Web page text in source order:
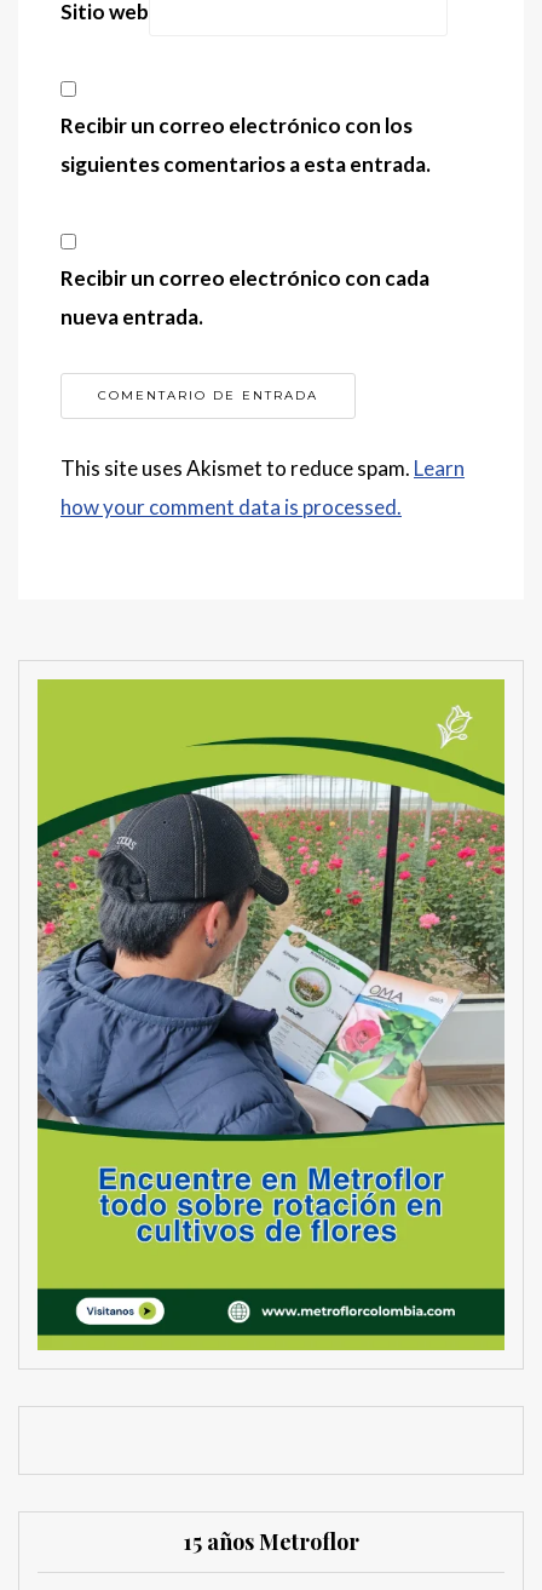
Sitio web
Recibir un correo electrónico con los
siguientes comentarios a esta entrada.
Recibir un correo electrónico con cada
nueva entrada.
This site uses Akismet to reduce spam. Learn
how your comment data is processed.
15 años Metroflor